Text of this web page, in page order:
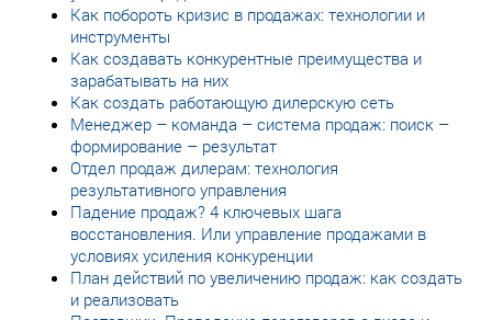
Как побороть кризис в продажах: технологии и
инструменты
Как создавать конкурентные преимущества и
зарабатывать на них
Как создать работающую дилерскую сеть
Менеджер – команда – система продаж: поиск –
формирование – результат
Отдел продаж дилерам: технология
результативного управления
Падение продаж? 4 ключевых шага
восстановления. Или управление продажами в
условиях усиления конкуренции
План действий по увеличению продаж: как создать
и реализовать